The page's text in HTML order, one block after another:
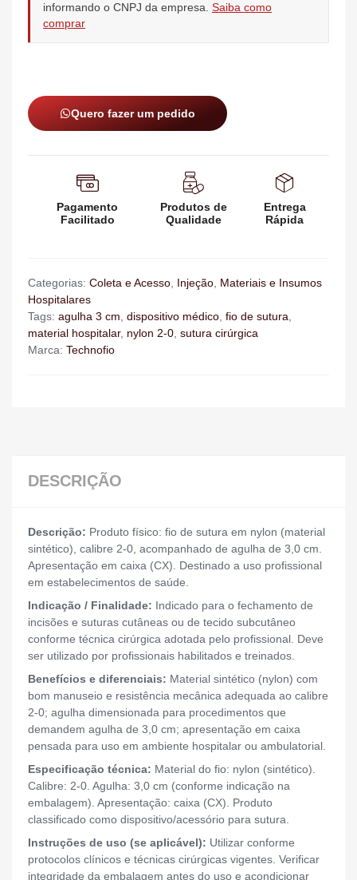
informando o CNPJ da empresa. Saiba como
comprar
Quero fazer um pedido
Pagamento
Facilitado
Produtos de
Qualidade
Entrega
Rápida
Categorias: Coleta e Acesso, Injeção, Materiais e Insumos
Hospitalares
Tags: agulha 3 cm, dispositivo médico, fio de sutura,
material hospitalar, nylon 2-0, sutura cirúrgica
Marca: Technofio
DESCRIÇÃO
Descrição: Produto físico: fio de sutura em nylon (material
sintético), calibre 2-0, acompanhado de agulha de 3,0 cm.
Apresentação em caixa (CX). Destinado a uso profissional
em estabelecimentos de saúde.
Indicação / Finalidade: Indicado para o fechamento de
incisões e suturas cutâneas ou de tecido subcutâneo
conforme técnica cirúrgica adotada pelo profissional. Deve
ser utilizado por profissionais habilitados e treinados.
Benefícios e diferenciais: Material sintético (nylon) com
bom manuseio e resistência mecânica adequada ao calibre
2-0; agulha dimensionada para procedimentos que
demandem agulha de 3,0 cm; apresentação em caixa
pensada para uso em ambiente hospitalar ou ambulatorial.
Especificação técnica: Material do fio: nylon (sintético).
Calibre: 2-0. Agulha: 3,0 cm (conforme indicação na
embalagem). Apresentação: caixa (CX). Produto
classificado como dispositivo/acessório para sutura.
Instruções de uso (se aplicável): Utilizar conforme
protocolos clínicos e técnicas cirúrgicas vigentes. Verificar
integridade da embalagem antes do uso e acondicionar